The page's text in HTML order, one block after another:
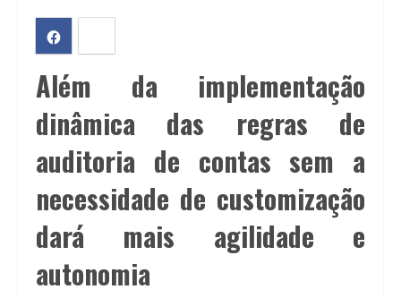
Além da implementação
dinâmica das regras de
auditoria de contas sem a
necessidade de customização
dará mais agilidade e
autonomia